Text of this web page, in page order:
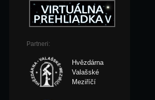
Partneri:
Hvězdárna
Valašské
Meziříčí